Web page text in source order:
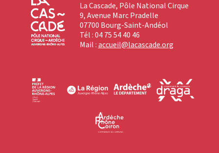
La Cascade, Pôle National Cirque
9, Avenue Marc Pradelle
07700 Bourg-Saint-Andéol
Tél : 04 75 54 40 46
Mail :accueil@lacascade.org